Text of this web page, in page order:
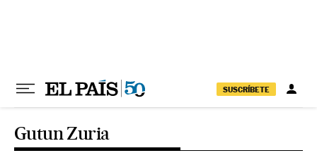
SUSCRÍBETE
Gutun Zuria